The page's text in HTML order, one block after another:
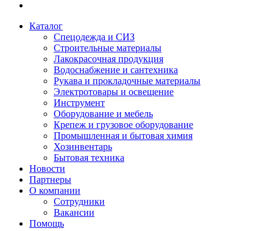
Каталог
Спецодежда и СИЗ
Строительные материалы
Лакокрасочная продукция
Водоснабжение и сантехника
Рукава и прокладочные материалы
Электротовары и освещение
Инструмент
Оборудование и мебель
Крепеж и грузовое оборудование
Промышленная и бытовая химия
Хозинвентарь
Бытовая техника
Новости
Партнеры
О компании
Сотрудники
Вакансии
Помощь